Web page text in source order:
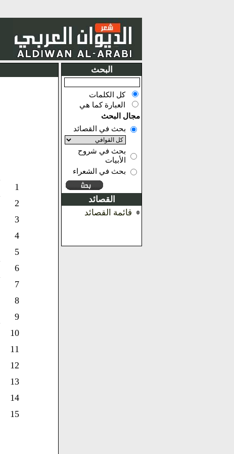
البحث
كل الكلمات
العبارة كما هي
مجال البحث
بحث في القصائد
بحث في شروح
الأبيات
بحث في الشعراء
القصائد
قائمة القصائد
1
2
3
4
5
6
7
8
9
10
11
12
13
14
15